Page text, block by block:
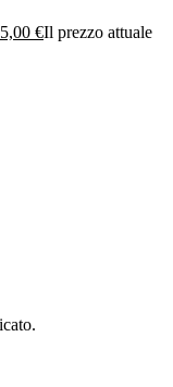
€Il prezzo attuale